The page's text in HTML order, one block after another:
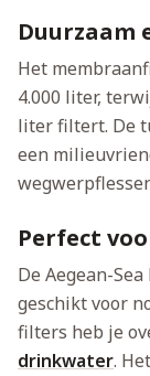
Duurzaam
Het
4.000 liter,
liter filtert. De
een
Perfect
De Aegean-
geschikt voor
filters heb je
drinkwater.